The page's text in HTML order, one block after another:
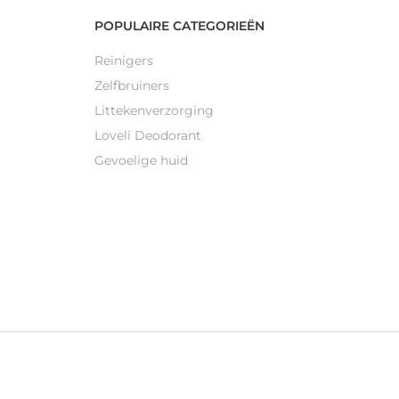
POPULAIRE CATEGORIEËN
Reinigers
Zelfbruiners
Littekenverzorging
Loveli Deodorant
Gevoelige huid